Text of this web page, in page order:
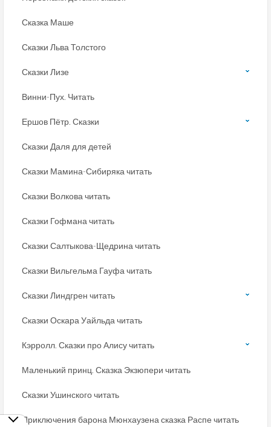
Сказка Маше
Сказки Льва Толстого
Сказки Лизе
Винни-Пух. Читать
Ершов Пётр. Сказки
Сказки Даля для детей
Сказки Мамина-Сибиряка читать
Сказки Волкова читать
Сказки Гофмана читать
Сказки Салтыкова-Щедрина читать
Сказки Вильгельма Гауфа читать
Сказки Линдгрен читать
Сказки Оскара Уайльда читать
Кэрролл. Сказки про Алису читать
Маленький принц. Сказка Экзюпери читать
Сказки Ушинского читать
Приключения барона Мюнхаузена сказка Распе читать